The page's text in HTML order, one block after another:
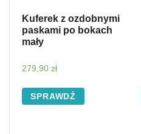
Kuferek z ozdobnymi
paskami po bokach
mały
279,90 zł
SPRAWDŹ